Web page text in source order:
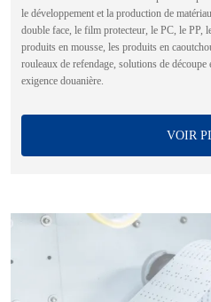
le développement et la production de
double face, le film protecteur, le PC, le PP,
produits en mousse, les produits en
rouleaux de refendage, solutions de
exigence douanière.
VOIR